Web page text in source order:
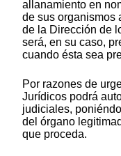
allanamiento en
de sus organismos
de la Dirección de
será, en su caso,
cuando ésta sea
Por razones de
Jurídicos podrá
judiciales,
del órgano
que proceda.